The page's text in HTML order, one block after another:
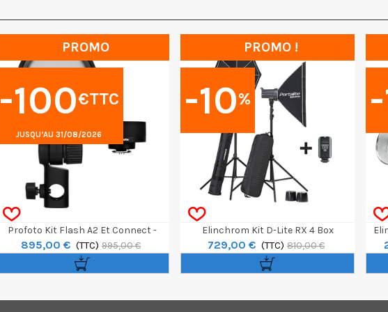
-100€TTC
JUSQU’AU 31/08/2026
PROMO
Profoto Kit Flash A2 Et Connect -
Canon
895,00 € (TTC) 995,00 €
-10%
PROMO !
Elinchrom Kit D-Lite RX 4 Box
729,00 € (TTC) 810,00 €